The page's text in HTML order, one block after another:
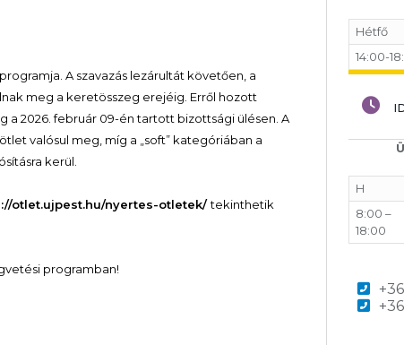
A szavazás lezárultát követően, a
meg a keretösszeg erejéig. Erről hozott
a 2026. február 09-én tartott bizottsági ülésen. A
valósul meg, míg a „soft” kategóriában a
kerül.
otlet.ujpest.hu/nyertes-otletek/tekinthetik
programban!
Hétfő
14:00-
H
8:00 –
18:00